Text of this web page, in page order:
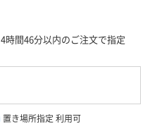
4時間46分以内のご注文で指定
置き場所指定 利用可